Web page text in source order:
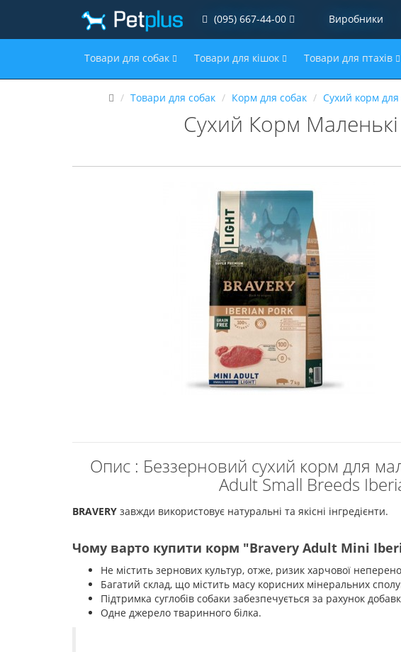
(095) 667-44-00 Виробники
Товари для собак Товари для кішок Товари для птахів
Товари для собак Корм для собак Сухий корм для
Сухий Корм
Опис : Беззерновий сухий корм для
Adult Small Breeds
BRAVERY завжди використовує натуральні та якісні інгредієнти.
Чому варто купити корм "Bravery Adult Mini
Не містить зернових культур, отже, ризик харчової
Багатий склад, що містить масу корисних мінеральних
Підтримка суглобів собаки забезпечується за рахунок
Одне джерело тваринного білка.